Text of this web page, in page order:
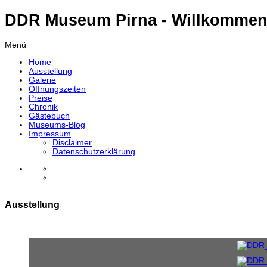
DDR Museum Pirna -
Menü
Home
Ausstellung
Galerie
Öffnungszeiten
Preise
Chronik
Gästebuch
Museums-Blog
Impressum
Disclaimer
Datenschutzerklärung
Ausstellung